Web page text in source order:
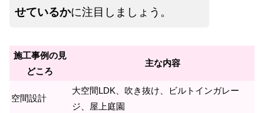
せているかに注目しましょう。
施工事例の見
どころ
主な内容
空間設計
大空間LDK、吹き抜け、ビルトインガレー
ジ、屋上庭園